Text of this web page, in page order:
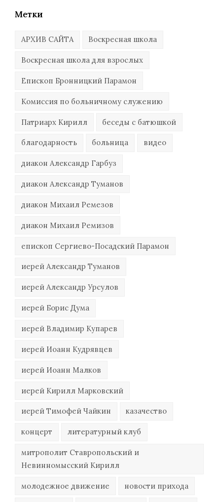
Метки
АРХИВ САЙТА Воскресная школа
Воскресная школа для взрослых
Епископ Бронницкий Парамон
Комиссия по больничному служению
Патриарх Кирилл беседы с батюшкой
благодарность больница видео
диакон Александр Гарбуз
диакон Александр Туманов
диакон Михаил Ремезов
диакон Михаил Ремизов
епископ Сергиево-Посадский Парамон
иерей Александр Туманов
иерей Александр Урсулов
иерей Борис Дума
иерей Владимир Купарев
иерей Иоанн Кудрявцев
иерей Иоанн Малков
иерей Кирилл Марковский
иерей Тимофей Чайкин казачество
концерт литературный клуб
митрополит Ставропольский и
Невинномысский Кирилл
молодежное движение новости прихода